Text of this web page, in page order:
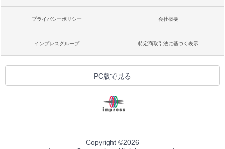
プライバシーポリシー 会社概要
インプレスグループ 特定商取引法に基づく表示
PC版で見る
Copyright ©2026